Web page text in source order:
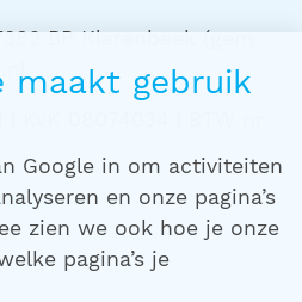
BP Klarenbeek (gem.
KvK 08074034 | BTW nr
maakt gebruik
Google in om activiteiten
en onze pagina’s
zien we ook hoe je onze
pagina’s je